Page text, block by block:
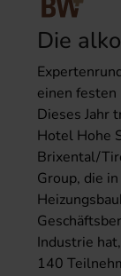
Die
einen festen
Dieses Jahr
Hotel Hohe
Brixental/
Group, die
Industrie
140